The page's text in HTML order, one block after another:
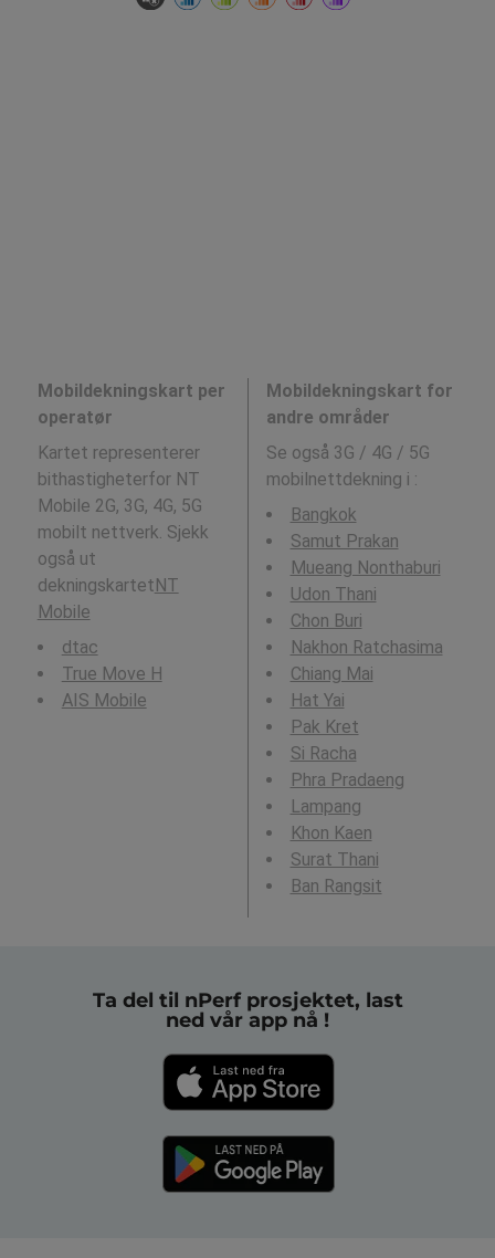
Mobildekningskart per
operatør
Kartet representerer
bithastigheterfor NT
Mobile 2G, 3G, 4G, 5G
mobilt nettverk. Sjekk
også ut
dekningskartetNT
Mobile
dtac
True Move H
AIS Mobile
Mobildekningskart for
andre områder
Se også 3G / 4G / 5G
mobilnettdekning i :
Bangkok
Samut Prakan
Mueang Nonthaburi
Udon Thani
Chon Buri
Nakhon Ratchasima
Chiang Mai
Hat Yai
Pak Kret
Si Racha
Phra Pradaeng
Lampang
Khon Kaen
Surat Thani
Ban Rangsit
Ta del til nPerf prosjektet, last
ned vår app nå !